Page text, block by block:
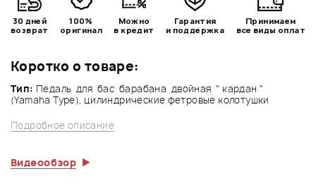
Коротко о товаре:
Тип: Педаль для бас барабана двойная " кардан "
(Yamaha Type), цилиндрические фетровые колотушки
Подробное описание
Видеообзор
30 дней
возврат
100%
оригинал
Можно
в кредит
Гарантия
и поддержка
Принимаем
все виды оплат